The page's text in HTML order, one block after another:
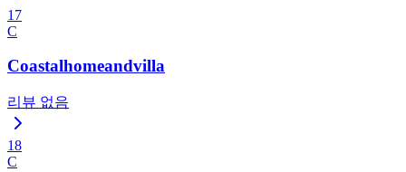
17
C
Coastalhomeandvilla
리뷰 없음
18
C